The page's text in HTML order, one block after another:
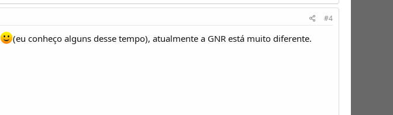
#4
(eu conheço alguns desse tempo), atualmente a GNR está muito diferente.